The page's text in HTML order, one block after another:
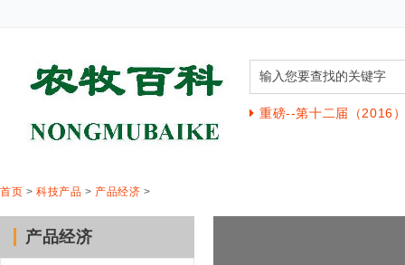
重磅--第十二届（2016
首页 >科技产品 > 产品经济 >
产品经济